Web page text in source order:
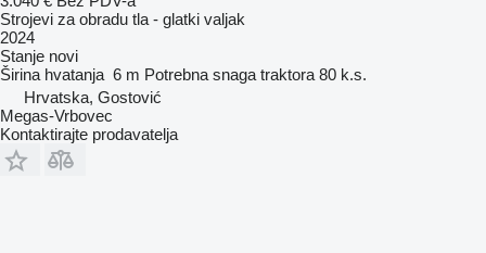
Strojevi za obradu tla - glatki valjak
2024
Stanje novi
Širina hvatanja 6 m Potrebna snaga traktora 80 k.s.
Hrvatska, Gostović
Megas-Vrbovec
Kontaktirajte prodavatelja